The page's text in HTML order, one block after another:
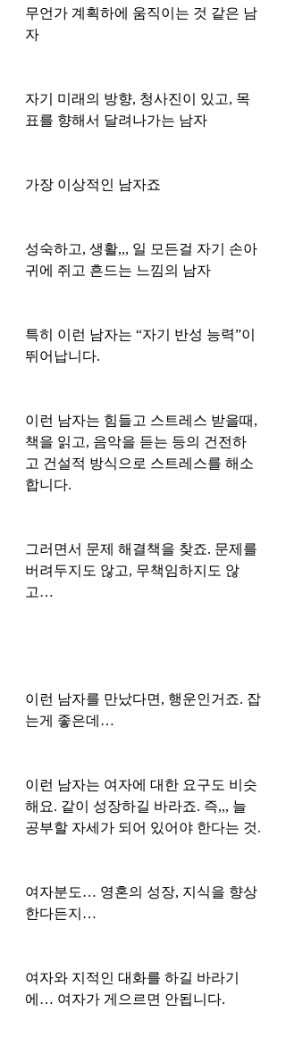
무언가 계획하에 움직이는 것 같은 남
자
자기 미래의 방향, 청사진이 있고, 목
표를 향해서 달려나가는 남자
가장 이상적인 남자죠
성숙하고, 생활,,, 일 모든걸 자기 손아
귀에 쥐고 흔드는 느낌의 남자
특히 이런 남자는 “자기 반성 능력”이
뛰어납니다.
이런 남자는 힘들고 스트레스 받을때,
책을 읽고, 음악을 듣는 등의 건전하
고 건설적 방식으로 스트레스를 해소
합니다.
그러면서 문제 해결책을 찾죠. 문제를
버려두지도 않고, 무책임하지도 않
고…
이런 남자를 만났다면, 행운인거죠. 잡
는게 좋은데…
이런 남자는 여자에 대한 요구도 비슷
해요. 같이 성장하길 바라죠. 즉,,, 늘
공부할 자세가 되어 있어야 한다는 것.
여자분도… 영혼의 성장, 지식을 향상
한다든지…
여자와 지적인 대화를 하길 바라기
에… 여자가 게으르면 안됩니다.